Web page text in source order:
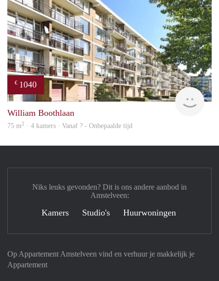
€ 1040
rent
William Boothlaan
75 m2 · 4 kamers · Vanaf ? - Onbepaalde tijd
Op Appartement Amstelveen vind en verhuur je makkelijk je
Appartement
Niks leuks gevonden? Dit is ons andere aanbod in
Amstelveen:
Kamers Studio's Huurwoningen